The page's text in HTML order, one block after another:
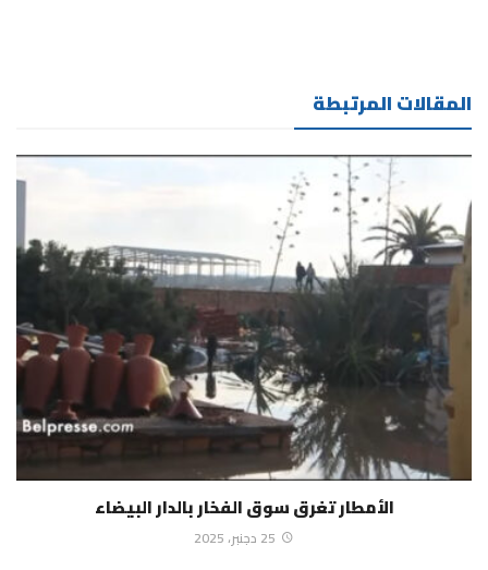
المقالات المرتبطة
الأمطار تغرق سوق الفخار بالدار البيضاء
25 دجنبر، 2025